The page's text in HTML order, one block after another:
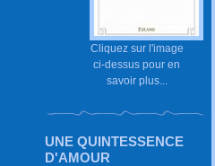
Cliquez sur l'image
ci-dessus pour en
savoir plus...
UNE QUINTESSENCE
D'AMOUR